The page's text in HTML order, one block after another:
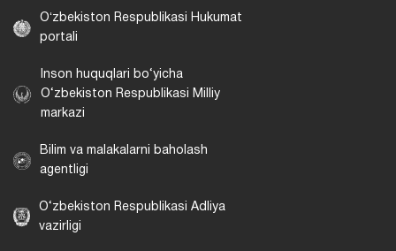
Oʻzbekiston Respublikasi Hukumat
portali
Inson huquqlari bo‘yicha
O‘zbekiston Respublikasi Milliy
markazi
Bilim va malakalarni baholash
agentligi
O‘zbekiston Respublikasi Adliya
vazirligi